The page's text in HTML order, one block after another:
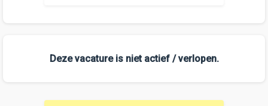
Deze vacature is niet actief / verlopen.